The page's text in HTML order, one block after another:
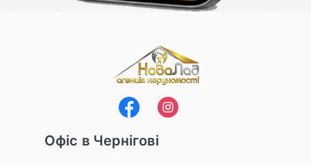
Офіс в Чернігові